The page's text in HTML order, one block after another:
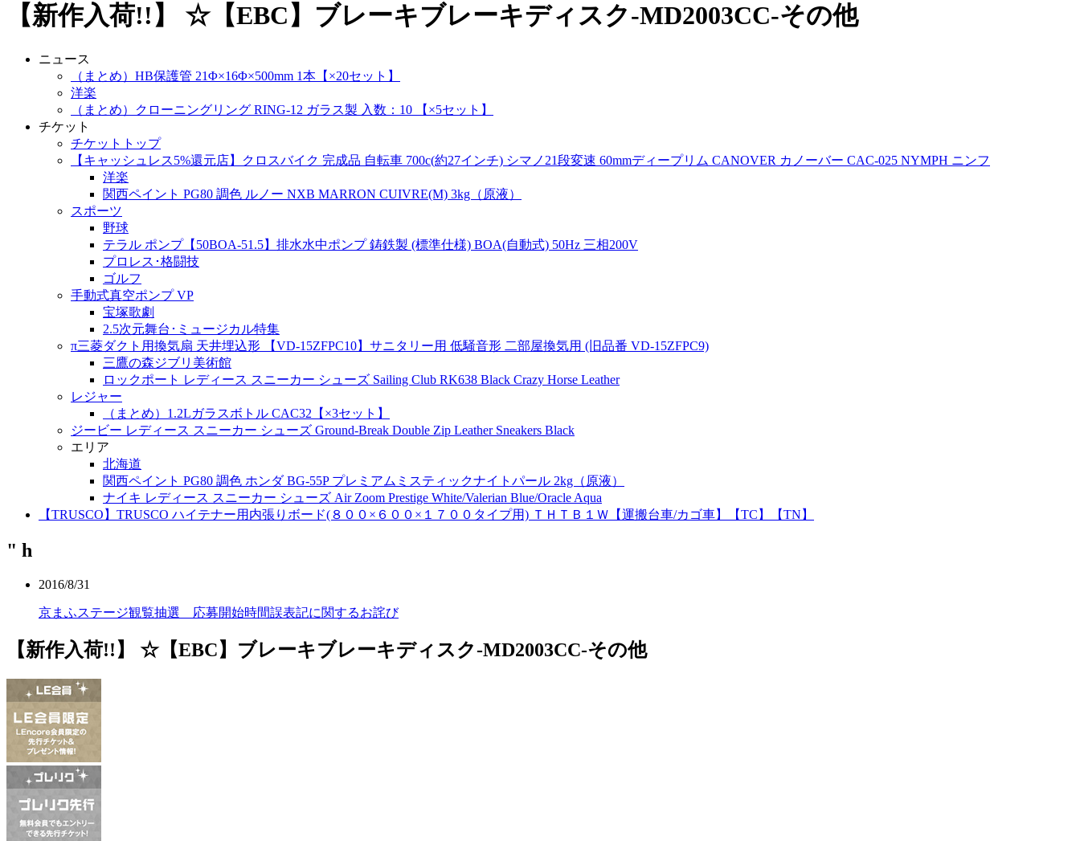
【新作入荷!!】 ☆【EBC】ブレーキブレーキディスク-MD2003CC-その他
ニュース
（まとめ）HB保護管 21Φ×16Φ×500mm 1本【×20セット】
洋楽
（まとめ）クローニングリング RING-12 ガラス製 入数：10 【×5セット】
チケット
チケットトップ
【キャッシュレス5%還元店】クロスバイク 完成品 自転車 700c(約27インチ) シマノ21段変速 60mmディープリム CANOVER カノーバー CAC-025 NYMPH ニンフ
洋楽
関西ペイント PG80 調色 ルノー NXB MARRON CUIVRE(M) 3kg（原液）
スポーツ
野球
テラル ポンプ【50BOA-51.5】排水水中ポンプ 鋳鉄製 (標準仕様) BOA(自動式) 50Hz 三相200V
プロレス･格闘技
ゴルフ
手動式真空ポンプ VP
宝塚歌劇
2.5次元舞台･ミュージカル特集
π三菱ダクト用換気扇 天井埋込形 【VD-15ZFPC10】サニタリー用 低騒音形 二部屋換気用 (旧品番 VD-15ZFPC9)
三鷹の森ジブリ美術館
ロックポート レディース スニーカー シューズ Sailing Club RK638 Black Crazy Horse Leather
レジャー
（まとめ）1.2Lガラスボトル CAC32【×3セット】
ジービー レディース スニーカー シューズ Ground-Break Double Zip Leather Sneakers Black
エリア
北海道
関西ペイント PG80 調色 ホンダ BG-55P プレミアムミスティックナイトパール 2kg（原液）
ナイキ レディース スニーカー シューズ Air Zoom Prestige White/Valerian Blue/Oracle Aqua
【TRUSCO】TRUSCO ハイテナー用内張りボード(８００×６００×１７００タイプ用) ＴＨＴＢ１Ｗ【運搬台車/カゴ車】【TC】【TN】
" h
2016/8/31
京まふステージ観覧抽選 応募開始時間誤表記に関するお詫び
【新作入荷!!】 ☆【EBC】ブレーキブレーキディスク-MD2003CC-その他